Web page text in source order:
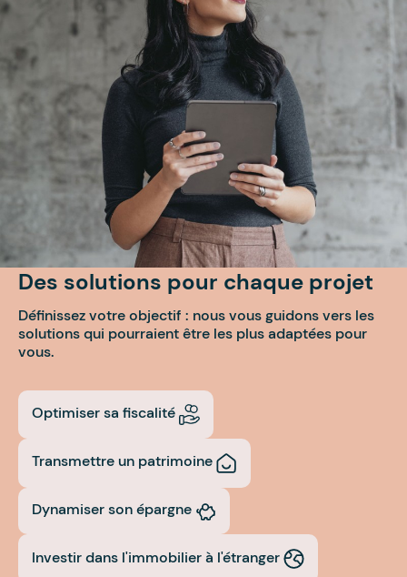
Des solutions pour chaque projet
Définissez votre objectif : nous vous guidons vers les
solutions qui pourraient être les plus adaptées pour
vous.
Optimiser sa fiscalité
Transmettre un patrimoine
Dynamiser son épargne
Investir dans l'immobilier à l'étranger